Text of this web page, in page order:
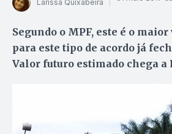
Larissa Quixabeira
Segundo o MPF, este é o
para este tipo de acordo já
Valor futuro estimado chega a